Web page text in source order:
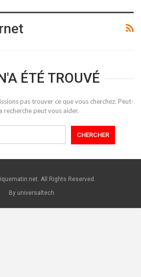
ÉTÉ TROUVÉ
pas trouver ce que vous cherchez. Peut-
recherche peut vous aider.
All Rights Reserved.
By universaltech